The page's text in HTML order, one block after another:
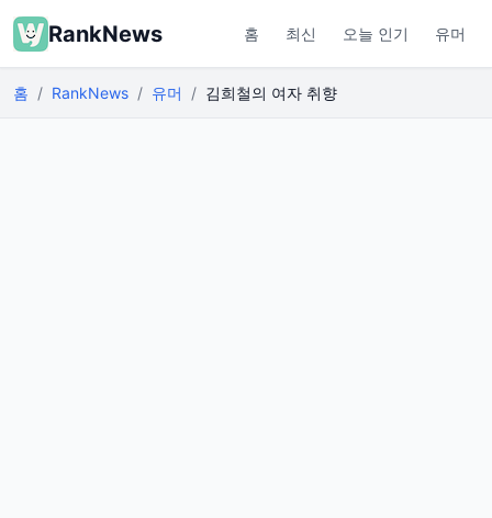
RankNews 홈 최신 오늘 인기 유머
홈 RankNews 유머 김희철의 여자 취향